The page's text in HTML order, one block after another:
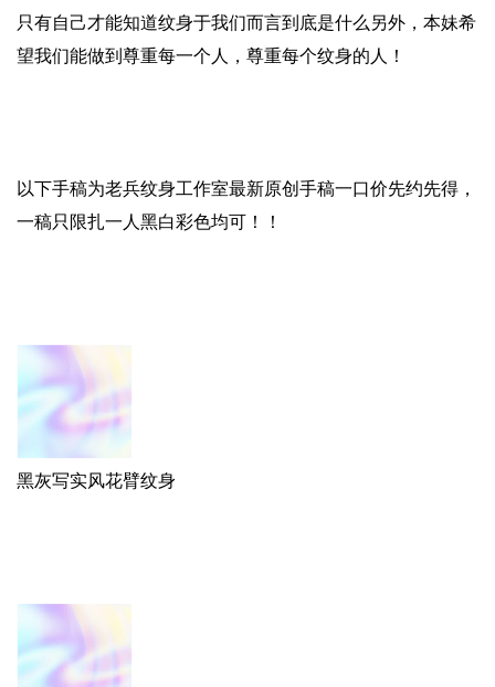
只有自己才能知道纹身于我们而言到底是什么另外，本妹希
望我们能做到尊重每一个人，尊重每个纹身的人！
以下手稿为老兵纹身工作室最新原创手稿一口价先约先得，
一稿只限扎一人黑白彩色均可！！
黑灰写实风花臂纹身